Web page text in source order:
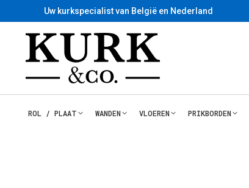
Uw kurkspecialist van België en Nederland
ROL / PLAAT WANDEN VLOEREN PRIKBORDEN